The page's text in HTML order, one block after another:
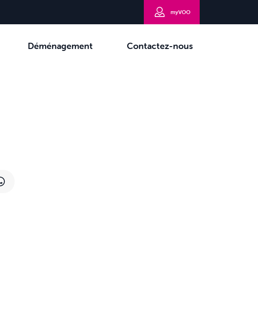
myVOO
Déménagement Contactez-nous